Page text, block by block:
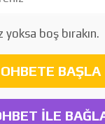
boş bırakın.
BAŞLA
İLE